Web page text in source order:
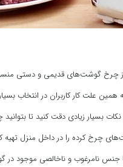
از چرخ گوشت‌های قدیمی و دستی
علت کار کاربران در انتخاب
چرخ کرده را در داخل منزل
جنس نامرغوب و ناخالصی موجود